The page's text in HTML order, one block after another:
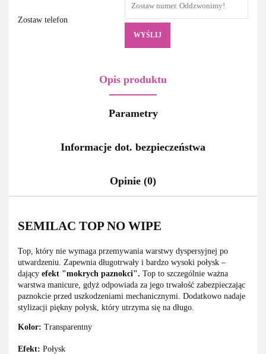
Zostaw telefon
WYŚLIJ
Opis produktu
Parametry
Informacje dot. bezpieczeństwa
Opinie (0)
SEMILAC TOP NO WIPE
Top, który nie wymaga przemywania warstwy dyspersyjnej po
utwardzeniu. Zapewnia długotrwały i bardzo wysoki połysk –
dający efekt "mokrych paznokci". Top to szczególnie ważna
warstwa manicure, gdyż odpowiada za jego trwałość zabezpieczając
paznokcie przed uszkodzeniami mechanicznymi. Dodatkowo nadaje
stylizacji piękny połysk, który utrzyma się na długo.
Kolor: Transparentny
Efekt: Połysk